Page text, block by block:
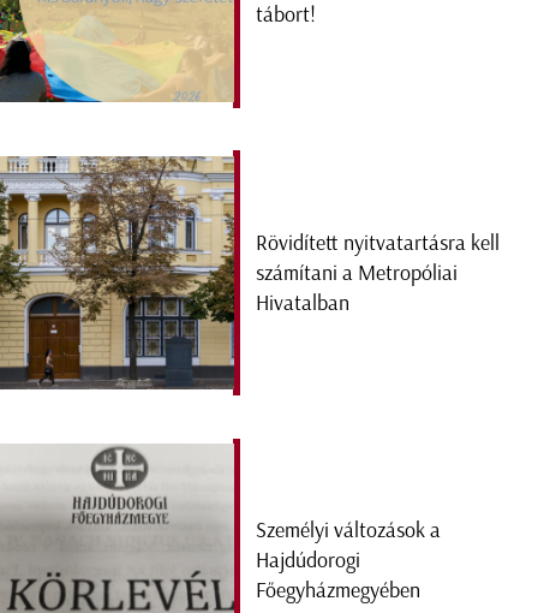
tábort!
Rövidített nyitvatartásra kell
számítani a Metropóliai
Hivatalban
Személyi változások a
Hajdúdorogi
Főegyházmegyében